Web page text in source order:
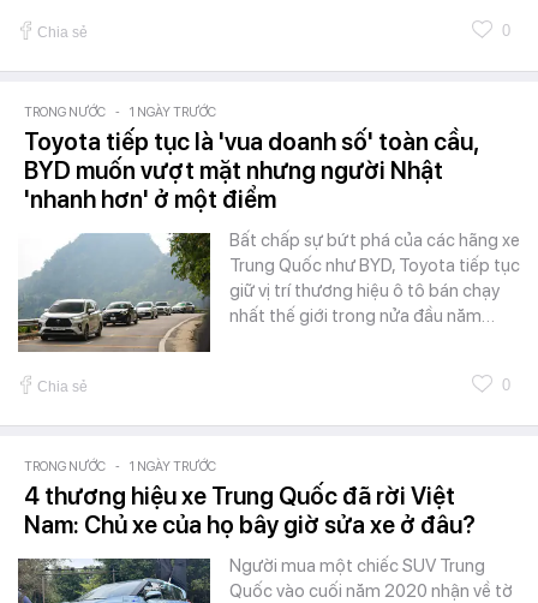
Chia sẻ 0
TRONG NƯỚC - 1 NGÀY TRƯỚC
Toyota tiếp tục là 'vua doanh số' toàn cầu,
BYD muốn vượt mặt nhưng người Nhật
'nhanh hơn' ở một điểm
Bất chấp sự bứt phá của các hãng xe
Trung Quốc như BYD, Toyota tiếp tục
giữ vị trí thương hiệu ô tô bán chạy
nhất thế giới trong nửa đầu năm…
Chia sẻ 0
TRONG NƯỚC - 1 NGÀY TRƯỚC
4 thương hiệu xe Trung Quốc đã rời Việt
Nam: Chủ xe của họ bây giờ sửa xe ở đâu?
Người mua một chiếc SUV Trung
Quốc vào cuối năm 2020 nhận về tờ